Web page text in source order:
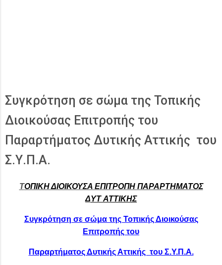
Συγκρότηση σε σώμα της Τοπικής
Διοικούσας Επιτροπής του
Παραρτήματος Δυτικής Αττικής του
Σ.Υ.Π.Α.
ΤΟΠΙΚΗ ΔΙΟΙΚΟΥΣΑ ΕΠΙΤΡΟΠΗ ΠΑΡΑΡΤΗΜΑΤΟΣ
ΔYTΑΤΤΙΚΗΣ
Συγκρότηση σε σώμα της Τοπικής Διοικούσας
Επιτροπής του
Παραρτήματος Δυτικής Αττικής του Σ.Υ.Π.Α.